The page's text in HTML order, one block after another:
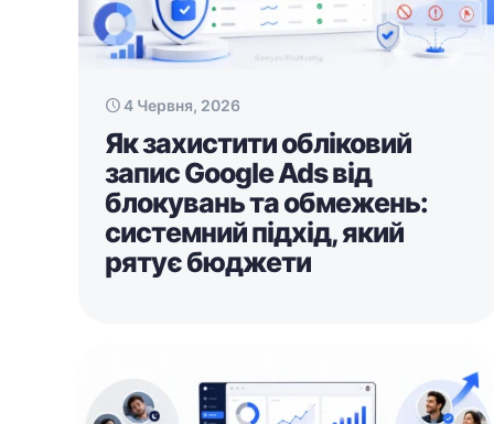
4 Червня, 2026
Як захистити обліковий
запис Google Ads від
блокувань та обмежень:
системний підхід, який
рятує бюджети